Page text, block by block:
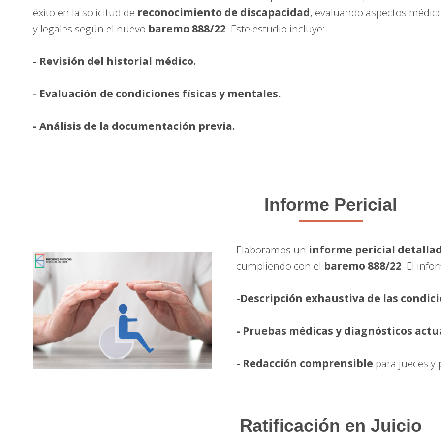
éxito en la solicitud de reconocimiento de discapacidad, evaluando aspectos
y legales según el nuevo baremo 888/22. Este estudio incluye:
- Revisión del historial médico.
- Evaluación de condiciones físicas y mentales.
- Análisis de la documentación previa.
Informe Pericial
Elaboramos un informe pericial
cumpliendo con el baremo 888/22. El
-Descripción exhaustiva de las
- Pruebas médicas y diagnósticos
- Redacción comprensible para jueces y
Ratificación en Juicio